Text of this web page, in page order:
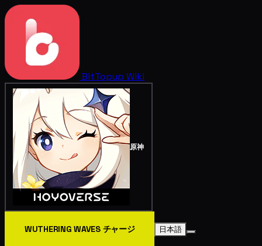
BitTopup Wiki
原神
WUTHERING WAVES チャージ 日本語